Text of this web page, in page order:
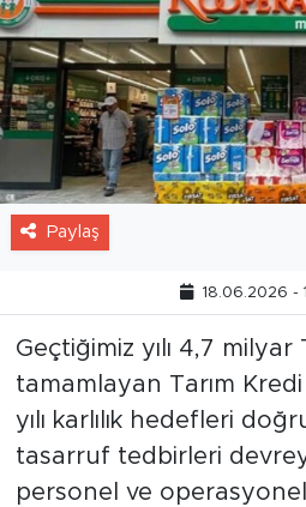
Paylaş
18.06.2026 -
Geçtiğimiz yılı 4,7 milyar
tamamlayan Tarım
yılı karlılık hedefleri
tasarruf tedbirleri
personel ve